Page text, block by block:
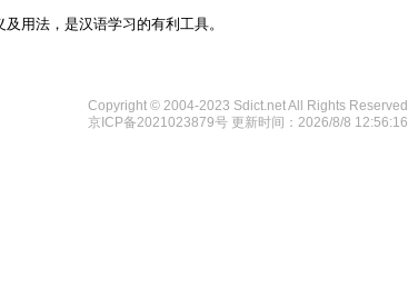
用法，是汉语学习的有利工具。
Copyright © 2004-2023 Sdict.net All Rights Reserved
京ICP备2021023879号 更新时间：2026/8/8 12:56:16